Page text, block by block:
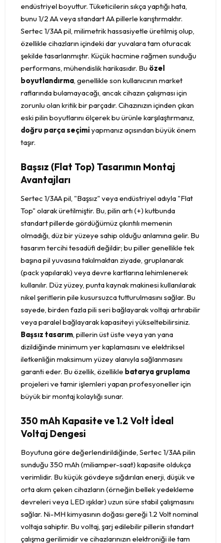
endüstriyel boyuttur. Tüketicilerin sıkça yaptığı hata,
bunu 1/2 AA veya standart AA pillerle karıştırmaktır.
Sertec 1/3AA pil, milimetrik hassasiyetle üretilmiş olup,
özellikle cihazların içindeki dar yuvalara tam oturacak
şekilde tasarlanmıştır. Küçük hacmine rağmen sunduğu
performans, mühendislik harikasıdır. Bu özel
boyutlandırma, genellikle son kullanıcının market
raflarında bulamayacağı, ancak cihazın çalışması için
zorunlu olan kritik bir parçadır. Cihazınızın içinden çıkan
eski pilin boyutlarını ölçerek bu ürünle karşılaştırmanız,
doğru parça seçimiyapmanız açısından büyük önem
taşır.
Başsız (Flat Top) Tasarımın Montaj
Avantajları
Sertec 1/3AA pil, "Başsız" veya endüstriyel adıyla "Flat
Top" olarak üretilmiştir. Bu, pilin artı (+) kutbunda
standart pillerde gördüğümüz çıkıntılı memenin
olmadığı, düz bir yüzeye sahip olduğu anlamına gelir. Bu
tasarım tercihi tesadüfi değildir; bu piller genellikle tek
başına pil yuvasına takılmaktan ziyade, gruplanarak
(pack yapılarak) veya devre kartlarına lehimlenerek
kullanılır. Düz yüzey, punta kaynak makinesi kullanılarak
nikel şeritlerin pile kusursuzca tutturulmasını sağlar. Bu
sayede, birden fazla pili seri bağlayarak voltajı artırabilir
veya paralel bağlayarak kapasiteyi yükseltebilirsiniz.
Başsız tasarım, pillerin üst üste veya yan yana
dizildiğinde minimum yer kaplamasını ve elektriksel
iletkenliğin maksimum yüzey alanıyla sağlanmasını
garanti eder. Bu özellik, özellikle batarya gruplama
projeleri ve tamir işlemleri yapan profesyoneller için
büyük bir montaj kolaylığı sunar.
350 mAh Kapasite ve 1.2 Volt İdeal
Voltaj Dengesi
Boyutuna göre değerlendirildiğinde, Sertec 1/3AA pilin
sunduğu 350 mAh (miliamper-saat) kapasite oldukça
verimlidir. Bu küçük gövdeye sığdırılan enerji, düşük ve
orta akım çeken cihazların (örneğin bellek yedekleme
devreleri veya LED ışıklar) uzun süre stabil çalışmasını
sağlar. Ni-MH kimyasının doğası gereği 1.2 Volt nominal
voltaja sahiptir. Bu voltaj, şarj edilebilir pillerin standart
çalışma gerilimidir ve cihazlarınızın elektroniği ile tam